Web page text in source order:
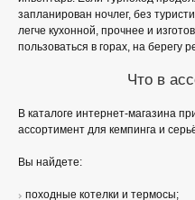
запланирован ночлег, без
легче кухонной, прочнее и
пользоваться в горах, на берегу
Что в
В каталоге интернет-магазина
ассортимент для кемпинга и
Вы найдете:
походные котелки и термосы;